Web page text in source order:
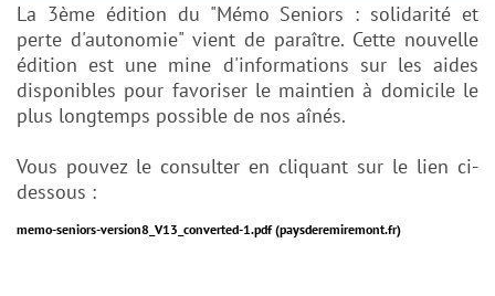
La 3ème édition du "Mémo Seniors : solidarité et
perte d'autonomie" vient de paraître. Cette nouvelle
édition est une mine d'informations sur les aides
disponibles pour favoriser le maintien à domicile le
plus longtemps possible de nos aînés.
Vous pouvez le consulter en cliquant sur le lien ci-
dessous :
memo-seniors-version8_V13_converted-1.pdf (paysderemiremont.fr)